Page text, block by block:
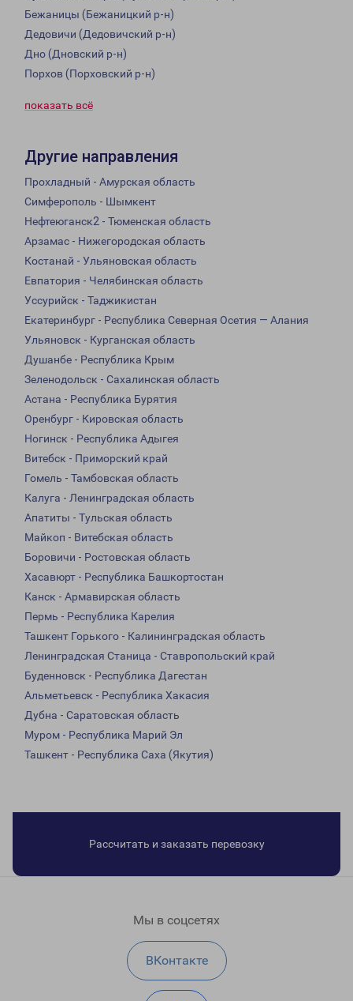
Бежаницы (Бежаницкий р-н)
Дедовичи (Дедовичский р-н)
Дно (Дновский р-н)
Порхов (Порховский р-н)
показать всё
Другие направления
Прохладный - Амурская область
Симферополь - Шымкент
Нефтеюганск2 - Тюменская область
Арзамас - Нижегородская область
Костанай - Ульяновская область
Евпатория - Челябинская область
Уссурийск - Таджикистан
Екатеринбург - Республика Северная Осетия — Алания
Ульяновск - Курганская область
Душанбе - Республика Крым
Зеленодольск - Сахалинская область
Астана - Республика Бурятия
Оренбург - Кировская область
Ногинск - Республика Адыгея
Витебск - Приморский край
Гомель - Тамбовская область
Калуга - Ленинградская область
Апатиты - Тульская область
Майкоп - Витебская область
Боровичи - Ростовская область
Хасавюрт - Республика Башкортостан
Канск - Армавирская область
Пермь - Республика Карелия
Ташкент Горького - Калининградская область
Ленинградская Станица - Ставропольский край
Буденновск - Республика Дагестан
Альметьевск - Республика Хакасия
Дубна - Саратовская область
Муром - Республика Марий Эл
Ташкент - Республика Саха (Якутия)
Рассчитать и заказать перевозку
Мы в соцсетях
ВКонтакте